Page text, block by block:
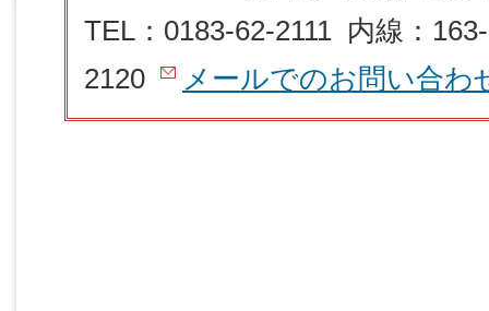
TEL：0183-62-2111 内線：
2120
メールでのお問い合わ